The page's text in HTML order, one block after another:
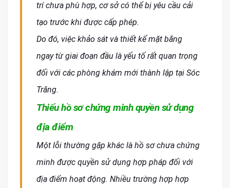
trí chưa phù hợp, cơ sở có thể bị yêu cầu cải
tạo trước khi được cấp phép.
Do đó, việc khảo sát và thiết kế mặt bằng
ngay từ giai đoạn đầu là yếu tố rất quan trọng
đối với các phòng khám mới thành lập tại Sóc
Trăng.
Thiếu hồ sơ chứng minh quyền sử dụng
địa điểm
Một lỗi thường gặp khác là hồ sơ chưa chứng
minh được quyền sử dụng hợp pháp đối với
địa điểm hoạt động. Nhiều trường hợp hợp